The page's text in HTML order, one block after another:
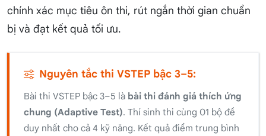
chính xác mục tiêu ôn thi, rút ngắn thời gian chuẩn
bị và đạt kết quả tối ưu.
Nguyên tắc thi VSTEP bậc 3–5:
Bài thi VSTEP bậc 3–5 là bài thi đánh giá thích ứng
chung (Adaptive Test). Thí sinh thi cùng 01 bộ đề
duy nhất cho cả 4 kỹ năng. Kết quả điểm trung bình